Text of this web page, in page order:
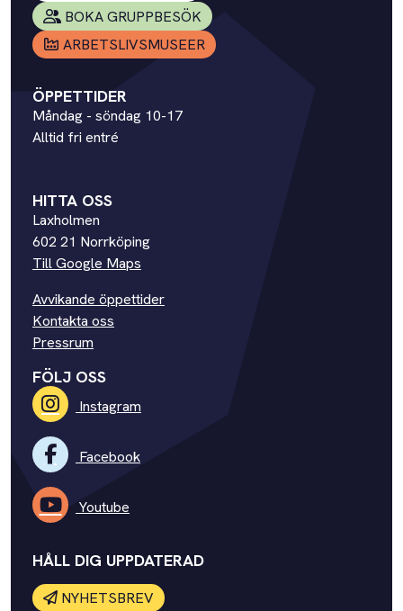
BOKA GRUPPBESÖK
ARBETSLIVSMUSEER
ÖPPETTIDER
Måndag - söndag 10-17
Alltid fri entré
HITTA OSS
Laxholmen
602 21 Norrköping
Till Google Maps
Avvikande öppettider
Kontakta oss
Pressrum
FÖLJ OSS
Instagram
Facebook
Youtube
HÅLL DIG UPPDATERAD
NYHETSBREV